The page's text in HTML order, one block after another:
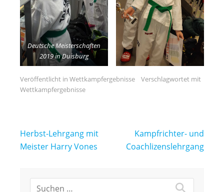
Deutsche Meisterschaften
2019 in Duisburg
Veröffentlicht in Wettkampfergebnisse
Verschlagwortet mit
Wettkampfergebnisse
Beitragsnavigation
Herbst-Lehrgang mit
Meister Harry Vones
Kampfrichter- und
Coachlizenslehrgang